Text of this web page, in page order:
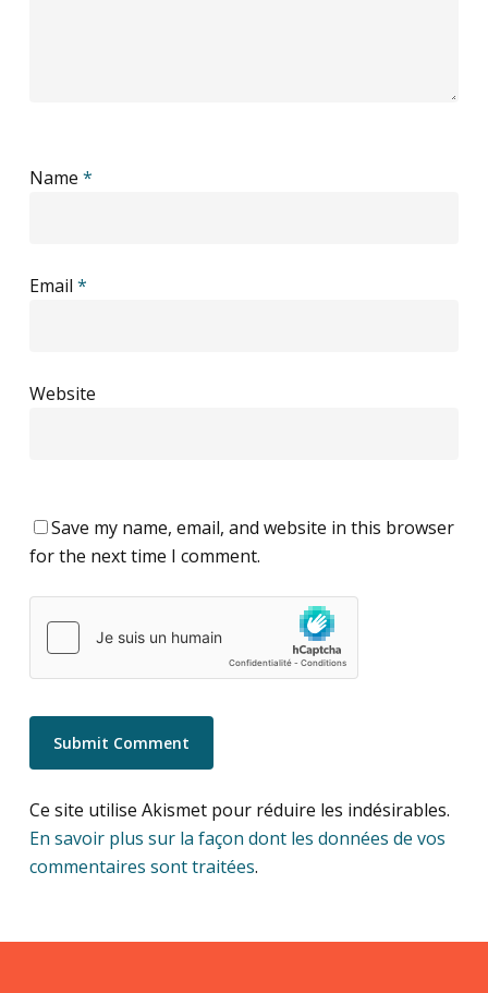
Name *
Email *
Website
Save my name, email, and website in this browser
for the next time I comment.
Ce site utilise Akismet pour réduire les indésirables.
En savoir plus sur la façon dont les données de vos
commentaires sont traitées.